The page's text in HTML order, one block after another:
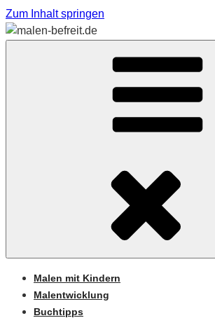
Zum Inhalt springen
MALEN-
Sabine Feickert – Atelier für begleitetes
Malen mit Kindern
Malentwicklung
Buchtipps